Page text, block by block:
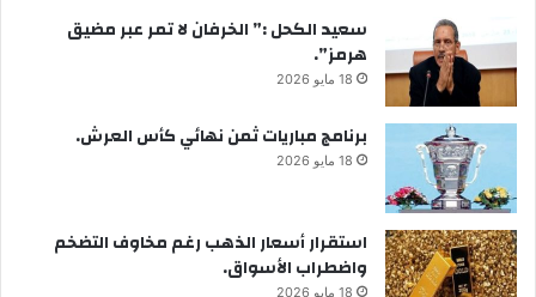
سعيد الكحل :” الخرفان لا تمر عبر مضيق
هرمز”.
18 مايو 2026
برنامج مباريات ثمن نهائي كأس العرش.
18 مايو 2026
استقرار أسعار الذهب رغم مخاوف التضخم
واضطراب الأسواق.
18 مايو 2026